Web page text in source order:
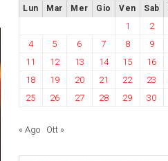
Lun Mar Mer Gio Ven Sab
1 2
4
5 6 7 8 9
11
12 13 14 15 16
18
19 20 21 22 23
25
26 27 28 29 30
« Ago Ott »